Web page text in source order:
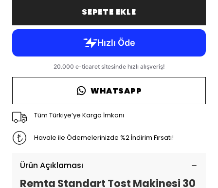
SEPETE EKLE
WHATSAPP
Tüm Türkiye’ye Kargo İmkanı
Havale ile Ödemelerinizde %2 İndirim Fırsatı!
Ürün Açıklaması
Remta Standart Tost Makinesi 30